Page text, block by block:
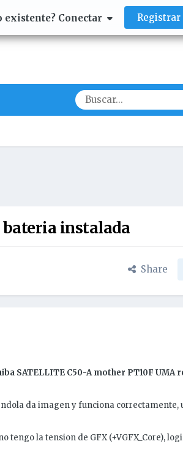
existente? Conectar Registrar
bateria instalada
Share
SATELLITE C50-A mother PT10F UMA
da imagen y funciona correctamente,
la tension de GFX (+VGFX_Core),